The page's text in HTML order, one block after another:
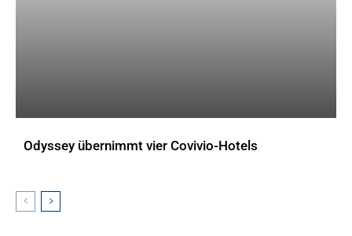
Odyssey übernimmt vier Covivio-Hotels